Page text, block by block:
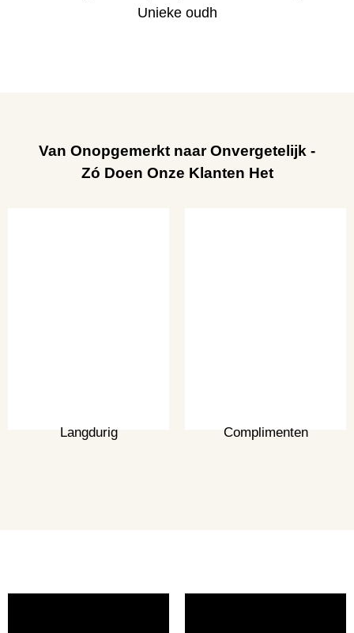
Unieke oudh
Van Onopgemerkt naar Onvergetelijk -
Zó Doen Onze Klanten Het
Langdurig Complimenten